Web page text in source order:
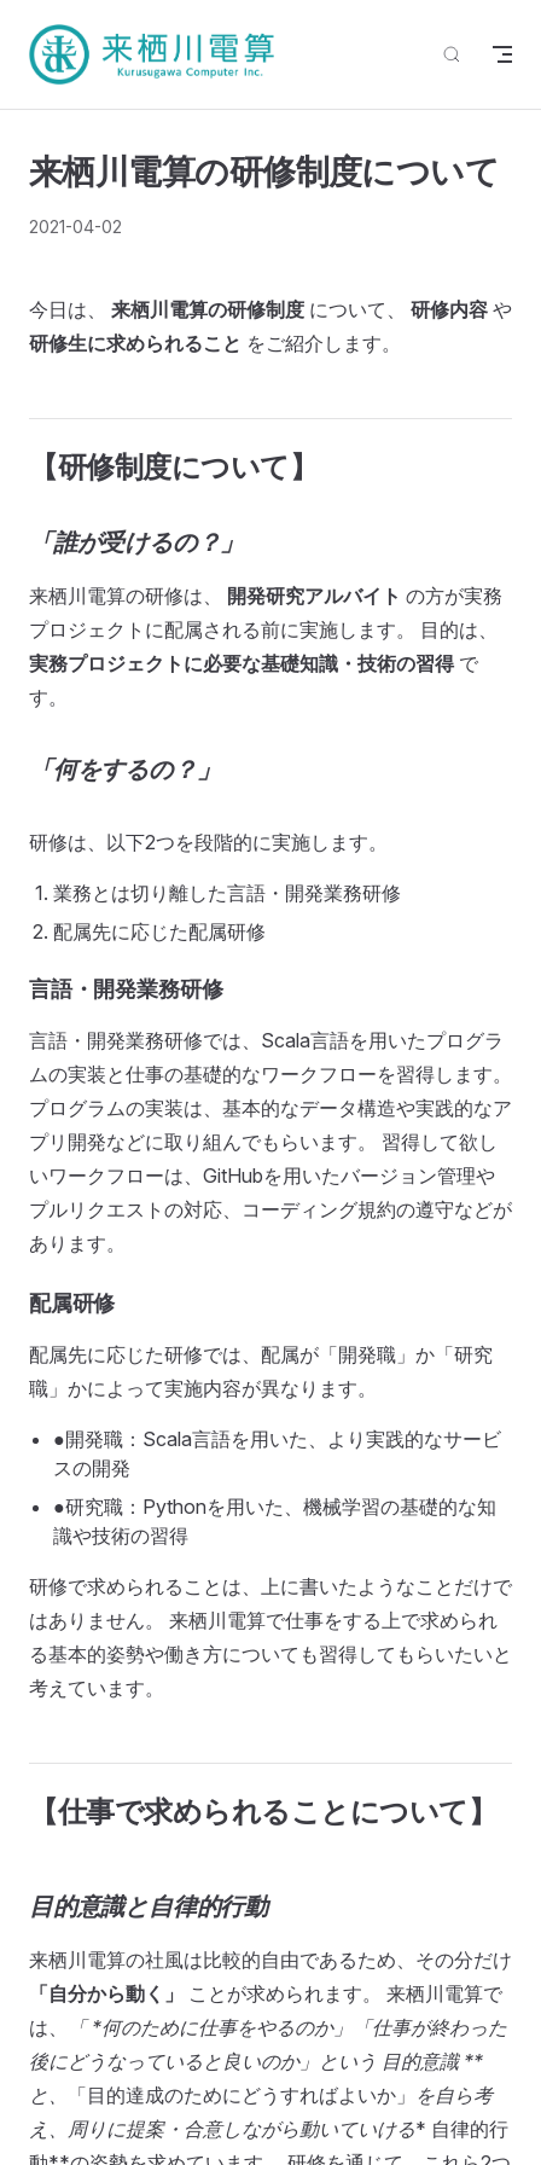
来栖川電算の研修制度について
2021-04-02
今日は、 来栖川電算の研修制度 について、 研修内容 や
研修生に求められること をご紹介します。
【研修制度について】
「誰が受けるの？」
来栖川電算の研修は、 開発研究アルバイト の方が実務
プロジェクトに配属される前に実施します。 目的は、
実務プロジェクトに必要な基礎知識・技術の習得で
す。
「何をするの？」
研修は、以下2つを段階的に実施します。
業務とは切り離した言語・開発業務研修
配属先に応じた配属研修
言語・開発業務研修
言語・開発業務研修では、Scala言語を用いたプログラ
ムの実装と仕事の基礎的なワークフローを習得します。
プログラムの実装は、基本的なデータ構造や実践的なア
プリ開発などに取り組んでもらいます。 習得して欲し
いワークフローは、GitHubを用いたバージョン管理や
プルリクエストの対応、コーディング規約の遵守などが
あります。
配属研修
配属先に応じた研修では、配属が「開発職」か「研究
職」かによって実施内容が異なります。
●開発職：Scala言語を用いた、より実践的なサービ
スの開発
●研究職：Pythonを用いた、機械学習の基礎的な知
識や技術の習得
研修で求められることは、上に書いたようなことだけで
はありません。 来栖川電算で仕事をする上で求められ
る基本的姿勢や働き方についても習得してもらいたいと
考えています。
【仕事で求められることについて】
目的意識と自律的行動
来栖川電算の社風は比較的自由であるため、その分だけ
「自分から動く」
ことが求められます。 来栖川電算で
は、
「 *何のために仕事をやるのか」「仕事が終わった
後にどうなっていると良いのか」 という 目的意識 **
と、
「目的達成のためにどうすればよいか」 を自ら考
え、周りに提案・合意しながら動いていける* 自律的行